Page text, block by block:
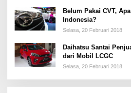
Belum Pakai CVT,
Indonesia?
Selasa, 20 Februari 2018
Daihatsu Santai
dari Mobil LCGC
Selasa, 20 Februari 2018